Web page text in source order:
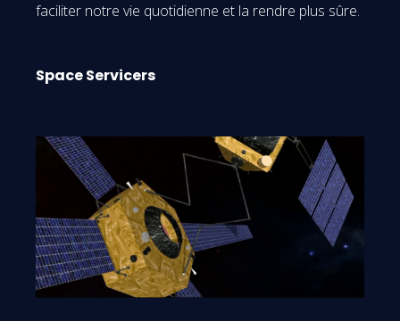
faciliter notre vie quotidienne et la rendre plus sûre.
Space Servicers